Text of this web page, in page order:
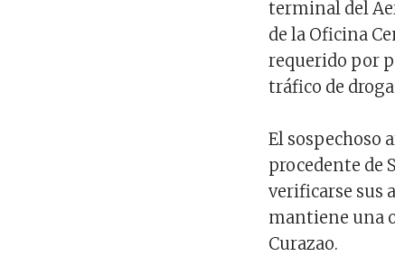
terminal del
de la Oficina
requerido por
tráfico de
El sospechoso
procedente de
verificarse sus
mantiene una
Curazao.